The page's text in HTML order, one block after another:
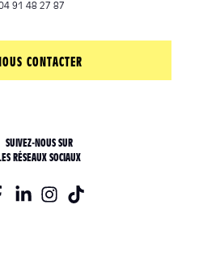
91 48 27 87
CONTACTER
SUIVEZ-NOUS SUR
LES RÉSEAUX SOCIAUX